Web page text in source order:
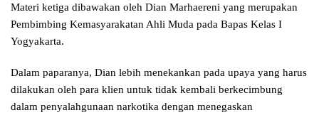
Materi ketiga dibawakan oleh Dian Marhaereni yang merupakan
Pembimbing Kemasyarakatan Ahli Muda pada Bapas Kelas I
Yogyakarta.
Dalam paparanya, Dian lebih menekankan pada upaya yang harus
dilakukan oleh para klien untuk tidak kembali berkecimbung
dalam penyalahgunaan narkotika dengan menegaskan